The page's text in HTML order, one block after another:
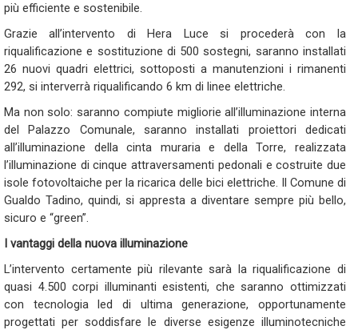
più efficiente e sostenibile.
Grazie all’intervento di Hera Luce si procederà con la
riqualificazione e sostituzione di 500 sostegni, saranno installati
26 nuovi quadri elettrici, sottoposti a manutenzioni i rimanenti
292, si interverrà riqualificando 6 km di linee elettriche.
Ma non solo: saranno compiute migliorie all’illuminazione interna
del Palazzo Comunale, saranno installati proiettori dedicati
all’illuminazione della cinta muraria e della Torre, realizzata
l’illuminazione di cinque attraversamenti pedonali e costruite due
isole fotovoltaiche per la ricarica delle bici elettriche. Il Comune di
Gualdo Tadino, quindi, si appresta a diventare sempre più bello,
sicuro e “green”.
I vantaggi della nuova illuminazione
L’intervento certamente più rilevante sarà la riqualificazione di
quasi 4.500 corpi illuminanti esistenti, che saranno ottimizzati
con tecnologia led di ultima generazione, opportunamente
progettati per soddisfare le diverse esigenze illuminotecniche